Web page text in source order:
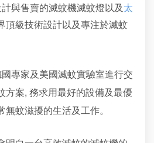
與售賣的滅蚊機滅蚊燈以及太
頂級技術設計以及專注於滅蚊
專家及美國滅蚊實驗室進行交
方案, 務求用最好的設備及最優
蚊滋擾的生活及工作。